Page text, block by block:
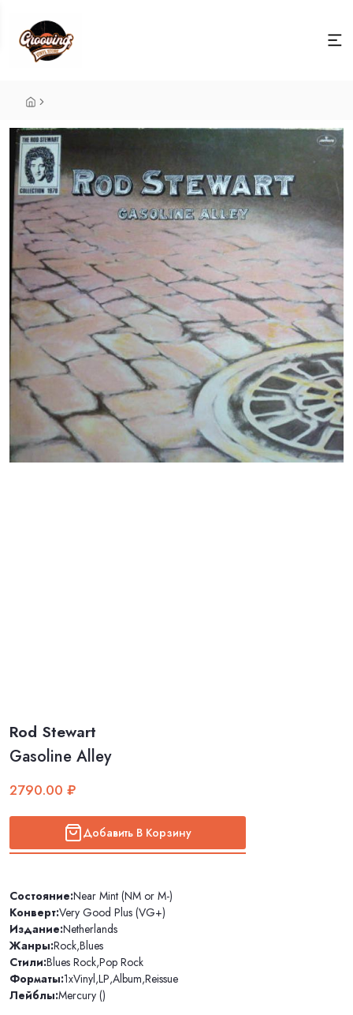
Rod Stewart
Gasoline Alley
2790.00 ₽
Добавить В Корзину
Состояние:Near Mint (NM or M-)
Конверт:Very Good Plus (VG+)
Издание:Netherlands
Жанры:Rock,Blues
Стили:Blues Rock,Pop Rock
Форматы:1xVinyl,LP,Album,Reissue
Лейблы:Mercury ()